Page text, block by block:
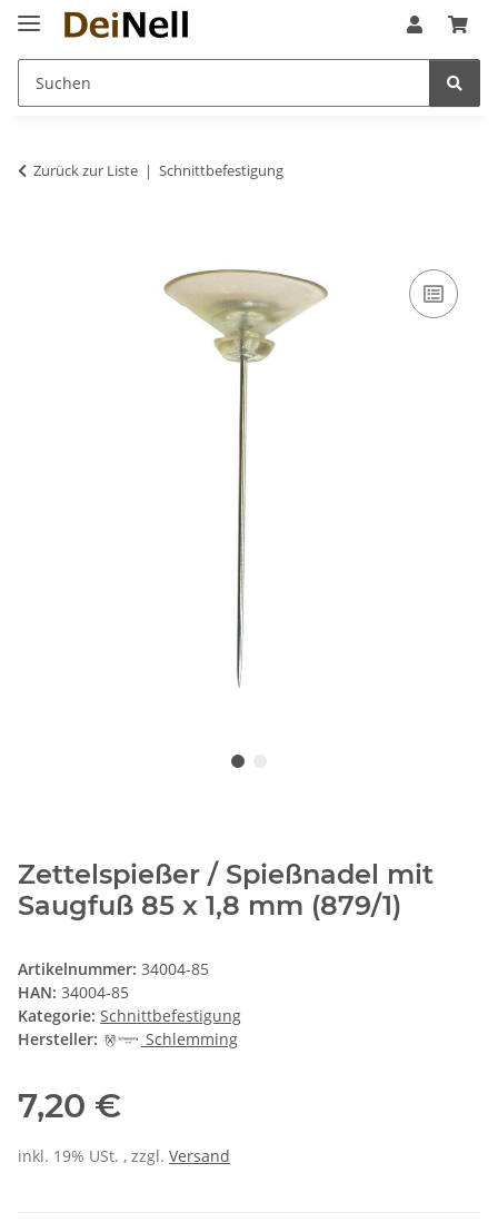
Zurück zur Liste Schnittbefestigung
Zettelspießer / Spießnadel mit
Saugfuß 85 x 1,8 mm (879/1)
Artikelnummer: 34004-85
HAN: 34004-85
Kategorie: Schnittbefestigung
Hersteller:
Schlemming
7,20 €
inkl. 19% USt. , zzgl. Versand